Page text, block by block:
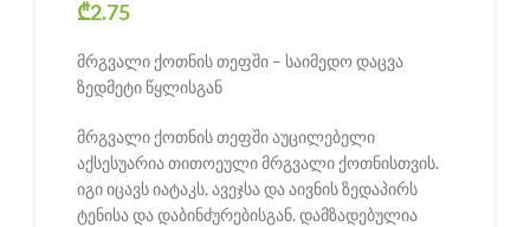
₾2.75
მრგვალი ქოთნის თეფში – საიმედო დაცვა
ზედმეტი წყლისგან
მრგვალი ქოთნის თეფში აუცილებელი
აქსესუარია თითოეული მრგვალი ქოთნისთვის.
იგი იცავს იატაკს, ავეჯსა და აივნის ზედაპირს
ტენისა და დაბინძურებისგან. დამზადებულია